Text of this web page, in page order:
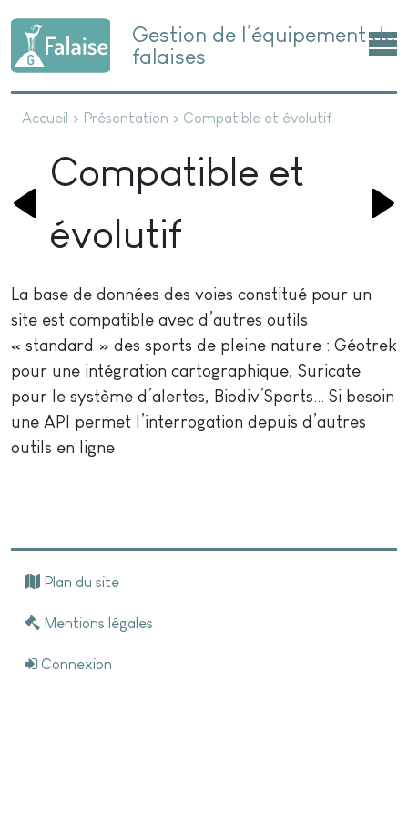
Gestion de l’équipement de
falaises
Accueil > Présentation > Compatible et évolutif
Compatible et
évolutif
La base de données des voies constitué pour un
site est compatible avec d’autres outils
« standard » des sports de pleine nature : Géotrek
pour une intégration cartographique, Suricate
pour le système d’alertes, Biodiv’Sports... Si besoin
une API permet l’interrogation depuis d’autres
outils en ligne.
Plan du site
Mentions légales
Connexion